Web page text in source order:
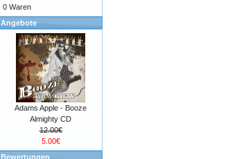
0 Waren
Angebote
Adams Apple - Booze
Almighty CD
12.00€
5.00€
Bewertungen